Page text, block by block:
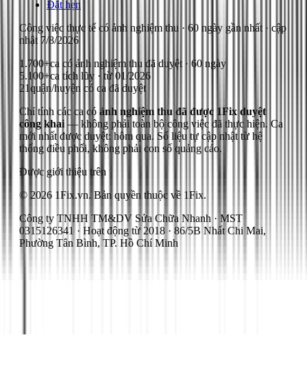
Đặt hẹn
Công việc thực tế có ảnh nghiệm thu · 60 ngày gần nhất· cập
nhật 7/8/2026
1.700+ca có ảnh nghiệm thu đã duyệt · 60 ngày
5.100+ca tích lũy · từ 01/2026
21quận/huyện có ca đã duyệt
Chỉ tính các ca có ảnh nghiệm thu đã được 1Fix duyệt
công khai— không phải toàn bộ công việc đã thực hiện. Ca
mới nhất được duyệt: hôm qua. Số liệu tự cập nhật từ hệ
thống điều phối, không phải con số quảng cáo.
Được giới thiệu trên
© 2026 1Fix.vn. Bản quyền thuộc về 1Fix.
Công ty TNHH TM&DV Sửa Chữa Nhanh · MST
0315126341 · Hoạt động từ 2018 · 86/5B Nhất Chi Mai,
Phường Tân Bình, TP. Hồ Chí Minh